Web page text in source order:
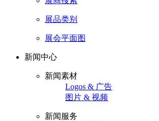
展品类别
展会平面图
新闻中心
新闻素材
Logos & 广告
图片 & 视频
新闻服务